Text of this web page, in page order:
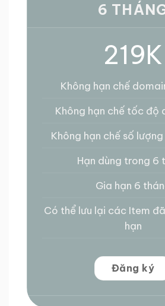
6
219K
Không hạn chế
Không hạn chế tốc độ
Không hạn chế số
Hạn dùng trong 6
Gia hạn 6
Có thể lưu lại các Item
hạn
Đăng ký